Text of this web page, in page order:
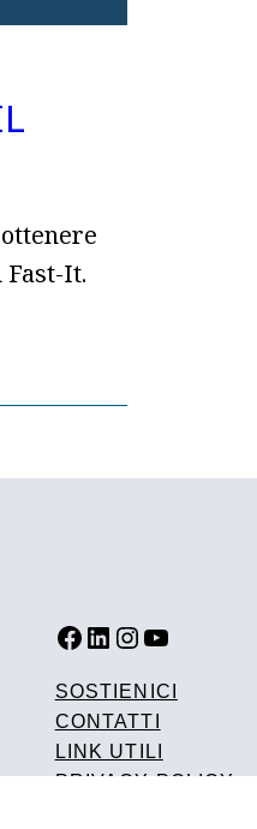
Fast-It.
FACEBOOK LINKEDIN INSTAGRAM YOUTUBE
SOSTIENICI
CONTATTI
LINK UTILI
PRIVACY POLICY